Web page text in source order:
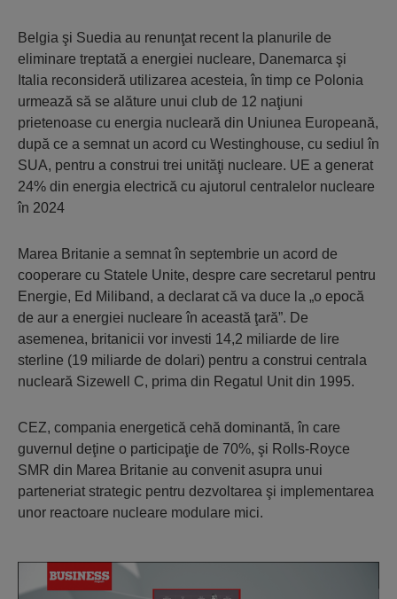
Belgia şi Suedia au renunţat recent la planurile de
eliminare treptată a energiei nucleare, Danemarca şi
Italia reconsideră utilizarea acesteia, în timp ce Polonia
urmează să se alăture unui club de 12 naţiuni
prietenoase cu energia nucleară din Uniunea Europeană,
după ce a semnat un acord cu Westinghouse, cu sediul în
SUA, pentru a construi trei unităţi nucleare. UE a generat
24% din energia electrică cu ajutorul centralelor nucleare
în 2024
Marea Britanie a semnat în septembrie un acord de
cooperare cu Statele Unite, despre care secretarul pentru
Energie, Ed Miliband, a declarat că va duce la „o epocă
de aur a energiei nucleare în această ţară”. De
asemenea, britanicii vor investi 14,2 miliarde de lire
sterline (19 miliarde de dolari) pentru a construi centrala
nucleară Sizewell C, prima din Regatul Unit din 1995.
CEZ, compania energetică cehă dominantă, în care
guvernul deţine o participaţie de 70%, şi Rolls-Royce
SMR din Marea Britanie au convenit asupra unui
parteneriat strategic pentru dezvoltarea şi implementarea
unor reactoare nucleare modulare mici.